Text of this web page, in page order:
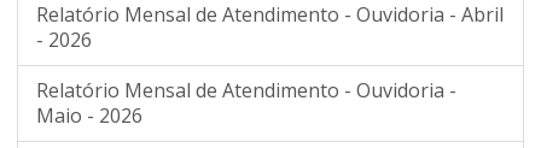
Relatório Mensal de Atendimento - Ouvidoria - Abril
- 2026
Relatório Mensal de Atendimento - Ouvidoria -
Maio - 2026